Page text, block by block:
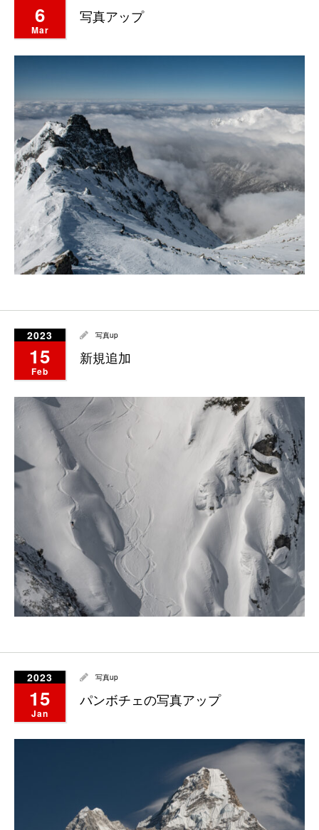
6
Mar
写真アップ
2023
15
Feb
写真up
新規追加
2023
15
Jan
写真up
パンボチェの写真アップ